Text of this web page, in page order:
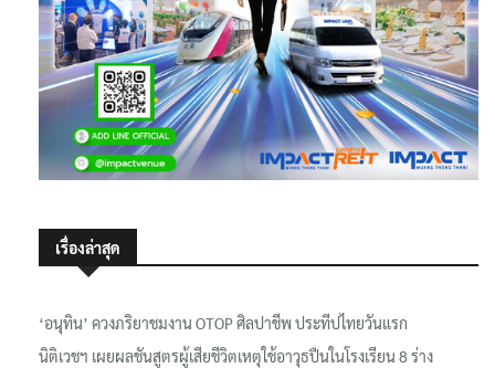
เรื่องล่าสุด
‘อนุทิน’ ควงภริยาชมงาน OTOP ศิลปาชีพ ประทีปไทยวันแรก
นิติเวชฯ เผยผลชันสูตรผู้เสียชีวิตเหตุใช้อาวุธปืนในโรงเรียน 8 ร่าง